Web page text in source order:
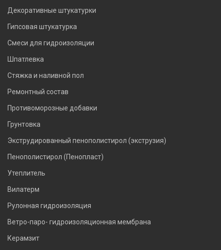
Декоративные штукатурки
Гипсовая штукатурка
Смеси для гидроизоляции
Шпатлевка
Стяжка и наливной пол
Ремонтный состав
Противоморозные добавки
Грунтовка
Экструдированный пенополистирол (экструзия)
Пенополистирол (Пенопласт)
Утеплитель
Вилатерм
Рулонная гидроизоляция
Ветро-паро- гидроизоляционная мембрана
Керамзит